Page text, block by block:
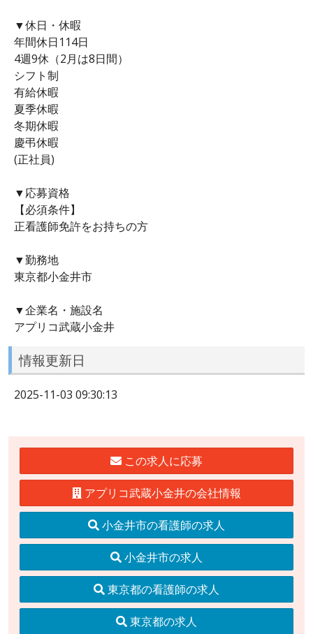
▼休日・休暇
年間休日114日
4週9休（2月は8日間）
シフト制
有給休暇
夏季休暇
冬期休暇
慶弔休暇
(正社員)
▼応募資格
【必須条件】
正看護師免許をお持ちの方
▼勤務地
東京都小金井市
▼企業名・施設名
アプリコ武蔵小金井
情報更新日
2025-11-03 09:30:13
この求人に応募
アプリコ武蔵小金井の会社情報
小金井市の看護師の求人
小金井市の求人
東京都の看護師の求人
東京都の求人